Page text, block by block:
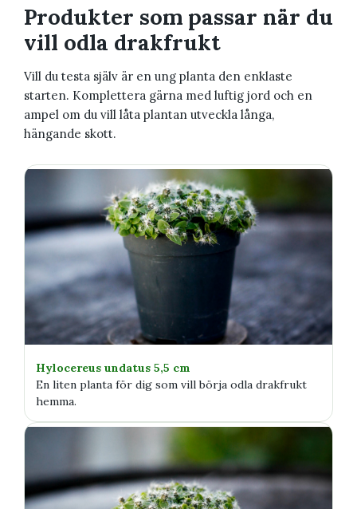
Produkter som passar när du
vill odla drakfrukt
Vill du testa själv är en ung planta den enklaste
starten. Komplettera gärna med luftig jord och en
ampel om du vill låta plantan utveckla långa,
hängande skott.
Hylocereus undatus 5,5 cm
En liten planta för dig som vill börja odla drakfrukt
hemma.